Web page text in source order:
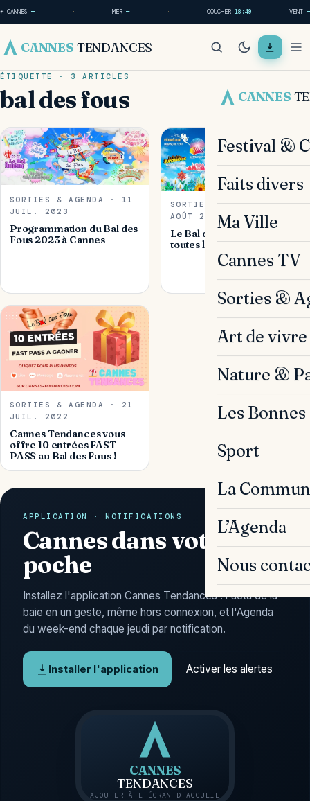
☀ CANNES — · MER— · COUCHER18:49 VENT —
CANNES TENDANCES
CANNES
Festival &
Faits divers
Ma Ville
Cannes TV
Sorties &
Art de vivre
Nature &
Les
Sport
La
L’Agenda
Nous
ÉTIQUETTE · 3 ARTICLES
bal des fous
SORTIES & AGENDA · 11
JUIL. 2023
Programmation du Bal des
Fous 2023 à Cannes
SORTIES & AGENDA · 20
AOÛT 2022
Le Bal des Fous à Cannes :
toutes les infos !
SORTIES & AGENDA · 21
JUIL. 2022
Cannes Tendances vous
offre 10 entrées FAST
PASS au Bal des Fous !
APPLICATION · NOTIFICATIONS
Cannes dans votre
poche
Installez l'application Cannes Tendances : l'actu de la
baie en un geste, même hors connexion, et l'Agenda
du week-end chaque jeudi par notification.
Installer l'application Activer les alertes
CANNES
TENDANCES
AJOUTER À L'ÉCRAN D'ACCUEIL